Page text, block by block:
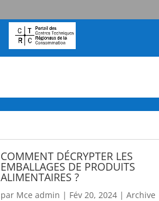
COMMENT DÉCRYPTER LES
EMBALLAGES DE PRODUITS
ALIMENTAIRES ?
par Mce admin | Fév 20, 2024 | Archive